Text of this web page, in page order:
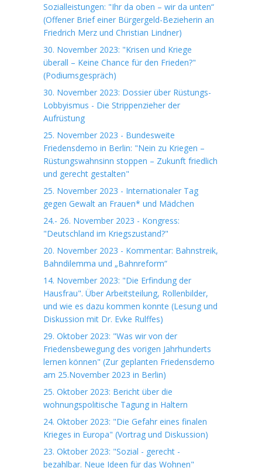
Sozialleistungen: "Ihr da oben – wir da unten“
(Offener Brief einer Bürgergeld-Bezieherin an
Friedrich Merz und Christian Lindner)
30. November 2023: "Krisen und Kriege
überall – Keine Chance für den Frieden?"
(Podiumsgespräch)
30. November 2023: Dossier über Rüstungs-
Lobbyismus - Die Strippenzieher der
Aufrüstung
25. November 2023 - Bundesweite
Friedensdemo in Berlin: "Nein zu Kriegen –
Rüstungswahnsinn stoppen – Zukunft friedlich
und gerecht gestalten"
25. November 2023 - Internationaler Tag
gegen Gewalt an Frauen* und Mädchen
24.- 26. November 2023 - Kongress:
"Deutschland im Kriegszustand?"
20. November 2023 - Kommentar: Bahnstreik,
Bahndilemma und „Bahnreform“
14. November 2023: "Die Erfindung der
Hausfrau". Über Arbeitsteilung, Rollenbilder,
und wie es dazu kommen konnte (Lesung und
Diskussion mit Dr. Evke Rulffes)
29. Oktober 2023: "Was wir von der
Friedensbewegung des vorigen Jahrhunderts
lernen können" (Zur geplanten Friedensdemo
am 25.November 2023 in Berlin)
25. Oktober 2023: Bericht über die
wohnungspolitische Tagung in Haltern
24. Oktober 2023: "Die Gefahr eines finalen
Krieges in Europa" (Vortrag und Diskussion)
23. Oktober 2023: "Sozial - gerecht -
bezahlbar. Neue Ideen für das Wohnen"